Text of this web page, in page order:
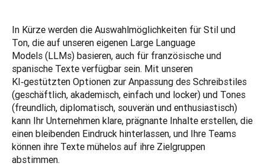
In Kürze werden die Auswahlmöglichkeiten für Stil und
Ton, die auf unseren eigenen Large Language
Models (LLMs) basieren, auch für französische und
spanische Texte verfügbar sein. Mit unseren
KI‑gestützten Optionen zur Anpassung des Schreibstiles
(geschäftlich, akademisch, einfach und locker) und Tones
(freundlich, diplomatisch, souverän und enthusiastisch)
kann Ihr Unternehmen klare, prägnante Inhalte erstellen, die
einen bleibenden Eindruck hinterlassen, und Ihre Teams
können ihre Texte mühelos auf ihre Zielgruppen
abstimmen.